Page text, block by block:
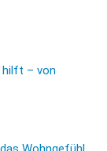
hilft – von